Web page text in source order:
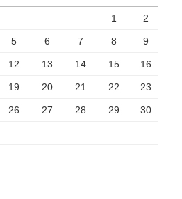
1 2
5 6 7 8 9
12 13 14 15 16
19 20 21 22 23
26 27 28 29 30